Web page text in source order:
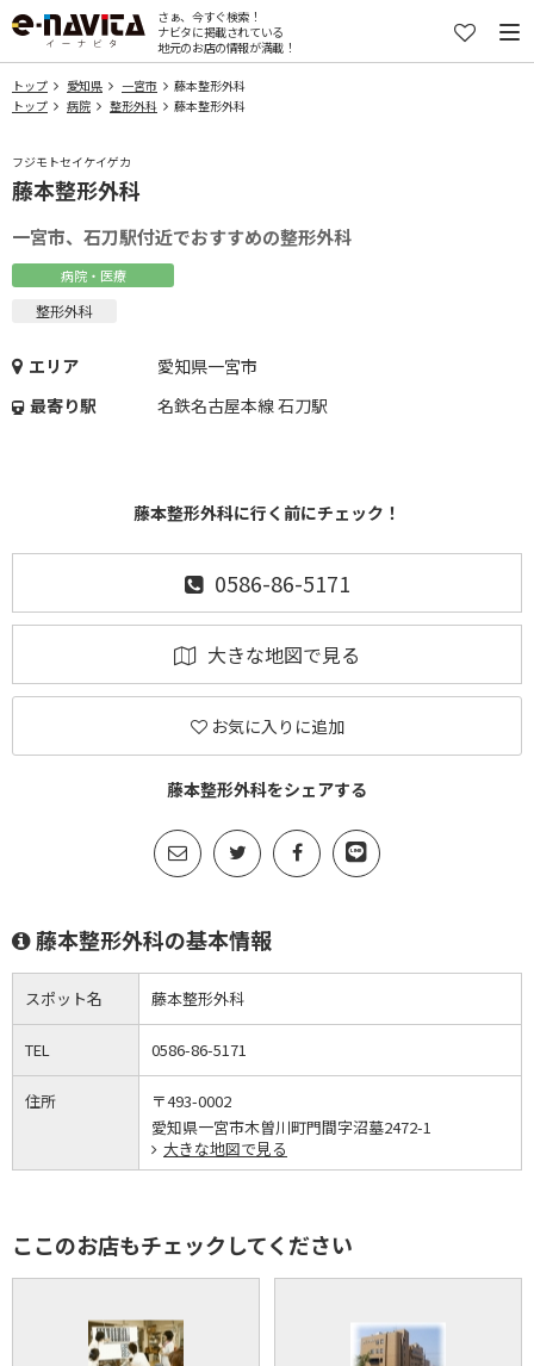
さぁ、今すぐ検索！
ナビタに掲載されている
地元のお店の情報が満載！
トップ 愛知県 一宮市
藤本整形外科
トップ
病院 整形外科 藤本整形外科
フジモトセイケイゲカ
藤本整形外科
一宮市、石刀駅付近でおすすめの整形外科
病院・医療
整形外科
エリア
愛知県一宮市
最寄り駅
名鉄名古屋本線 石刀駅
藤本整形外科に行く前にチェック！
0586-86-5171
大きな地図で見る
お気に入りに追加
藤本整形外科をシェアする
藤本整形外科の基本情報
スポット名 藤本整形外科
TEL 0586-86-5171
住所
〒493-0002
愛知県一宮市木曽川町門間字沼墓2472-1
大きな地図で見る
ここのお店もチェックしてください